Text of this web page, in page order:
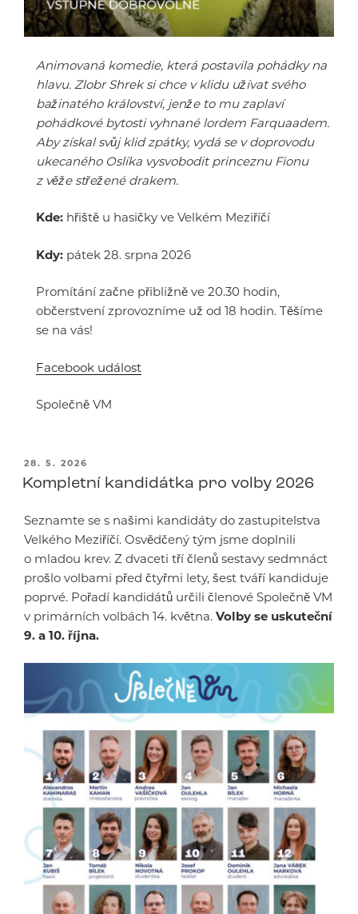
Animovaná komedie, která postavila pohádky na
hlavu. Zlobr Shrek si chce v klidu užívat svého
bažinatého království, jenže to mu zaplaví
pohádkové bytosti vyhnané lordem Farquaadem.
Aby získal svůj klid zpátky, vydá se v doprovodu
ukecaného Oslíka vysvobodit princeznu Fionu
z věže střežené drakem.
Kde: hřiště u hasičky ve Velkém Meziříčí
Kdy: pátek 28. srpna 2026
Promítání začne přibližně ve 20.30 hodin,
občerstvení zprovozníme už od 18 hodin. Těšíme
se na vás!
Facebook událost
Společně VM
PUBLIKOVÁNO
28. 5. 2026
Kompletní kandidátka pro volby 2026
Seznamte se s našimi kandidáty do zastupitelstva
Velkého Meziříčí. Osvědčený tým jsme doplnili
o mladou krev. Z dvaceti tří členů sestavy sedmnáct
prošlo volbami před čtyřmi lety, šest tváří kandiduje
poprvé. Pořadí kandidátů určili členové Společně VM
v primárních volbách 14. května. Volby se uskuteční
9. a 10. října.